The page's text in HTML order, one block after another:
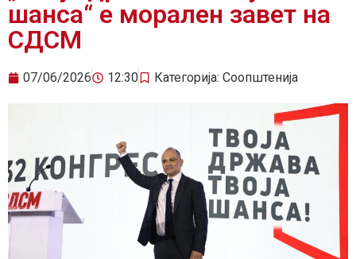
шанса“ е морален завет на
СДСМ
07/06/2026 12:30 Категорија: Соопштенија